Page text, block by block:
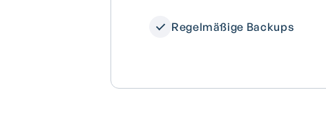
Regelmäßige Backups